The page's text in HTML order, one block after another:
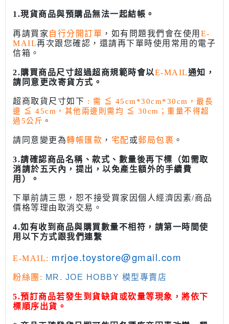
1.現貨商品與預購品無法一起結帳。
再請買家 自行分開訂單 ，如有問題我們會在使用 E-
MAIL再次跟您確認，還請再下單時使用常用的電子
信箱。
2.購買商品尺寸超過超商規範時會以E-MAIL通知，
請同意更改寄貨方式。
超商取貨尺寸如下 : 需 ≦ 45cm*30cm*30cm，最長
邊 ≦ 45cm，其他兩邊則需均 ≦ 30cm；重量不得超
過5公斤 。
請同意變更為轉帳匯款 ， 宅配或郵局包裹 。
3.請確認商品名稱、款式、數量後再下標（如需取
消請於五天內，提出，以免產生額外的手續費
用）。
下單前請三思，恕不接受買家因個人經濟因素/商品
價格等理由取消交易。
4.如有收到商品與購買數量不相符，請第一時間使
用以下方式跟我們連繫
E-MAIL: mrjoe.toystore@gmail.com
粉絲團: MR. JOE HOBBY 模型專賣店
5.預訂商品若發生到貨缺貨或砍量等現象，將依下
標順序出貨。